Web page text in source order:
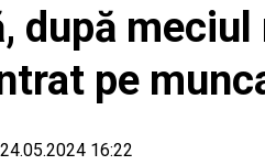
după
pe
24.05.2024 16:22